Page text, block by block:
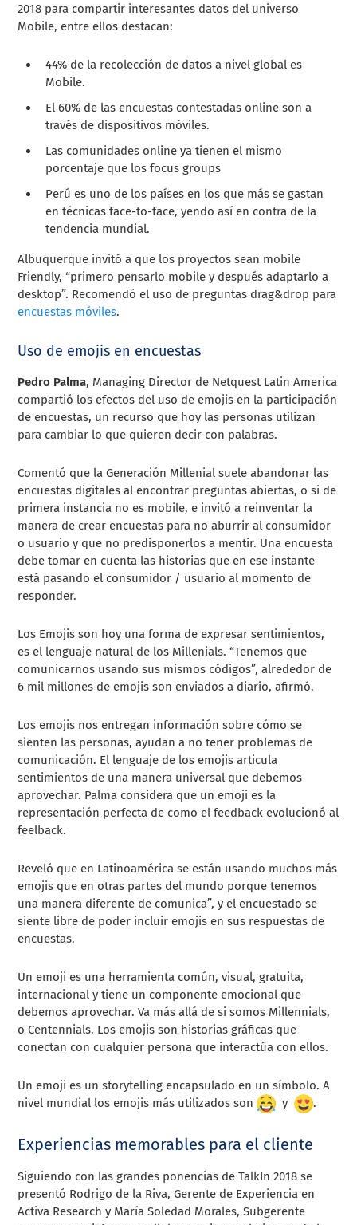
2018 para compartir interesantes datos del universo
Mobile, entre ellos destacan:
44% de la recolección de datos a nivel global es
Mobile.
El 60% de las encuestas contestadas online son a
través de dispositivos móviles.
Las comunidades online ya tienen el mismo
porcentaje que los focus groups
Perú es uno de los países en los que más se gastan
en técnicas face-to-face, yendo así en contra de la
tendencia mundial.
Albuquerque invitó a que los proyectos sean mobile
Friendly, “primero pensarlo mobile y después adaptarlo a
desktop”. Recomendó el uso de preguntas drag&drop para
encuestas móviles.
Uso de emojis en encuestas
Pedro Palma, Managing Director de Netquest Latin America
compartió los efectos del uso de emojis en la participación
de encuestas, un recurso que hoy las personas utilizan
para cambiar lo que quieren decir con palabras.
Comentó que la Generación Millenial suele abandonar las
encuestas digitales al encontrar preguntas abiertas, o si de
primera instancia no es mobile, e invitó a reinventar la
manera de crear encuestas para no aburrir al consumidor
o usuario y que no predisponerlos a mentir. Una encuesta
debe tomar en cuenta las historias que en ese instante
está pasando el consumidor / usuario al momento de
responder.
Los Emojis son hoy una forma de expresar sentimientos,
es el lenguaje natural de los Millenials. “Tenemos que
comunicarnos usando sus mismos códigos”, alrededor de
6 mil millones de emojis son enviados a diario, afirmó.
Los emojis nos entregan información sobre cómo se
sienten las personas, ayudan a no tener problemas de
comunicación. El lenguaje de los emojis articula
sentimientos de una manera universal que debemos
aprovechar. Palma considera que un emoji es la
representación perfecta de como el feedback evolucionó al
feelback.
Reveló que en Latinoamérica se están usando muchos más
emojis que en otras partes del mundo porque tenemos
una manera diferente de comunica”, y el encuestado se
siente libre de poder incluir emojis en sus respuestas de
encuestas.
Un emoji es una herramienta común, visual, gratuita,
internacional y tiene un componente emocional que
debemos aprovechar. Va más allá de si somos Millennials,
o Centennials. Los emojis son historias gráficas que
conectan con cualquier persona que interactúa con ellos.
Un emoji es un storytelling encapsulado en un símbolo. A
nivel mundial los emojis más utilizados son
y .
Experiencias memorables para el cliente
Siguiendo con las grandes ponencias de TalkIn 2018 se
presentó Rodrigo de la Riva, Gerente de Experiencia en
Activa Research y María Soledad Morales, Subgerente